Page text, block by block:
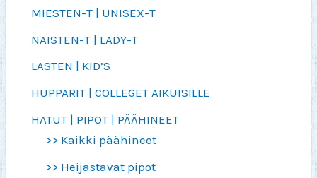
MIESTEN-T | UNISEX-T
NAISTEN-T | LADY-T
LASTEN | KID’S
HUPPARIT | COLLEGET AIKUISILLE
HATUT | PIPOT | PÄÄHINEET
>> Kaikki päähineet
>> Heijastavat pipot